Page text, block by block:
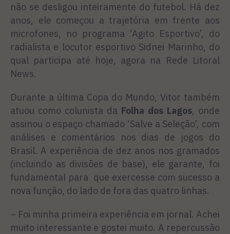
não se desligou inteiramente do futebol. Há dez
anos, ele começou a trajetória em frente aos
microfones, no programa ‘Agito Esportivo’, do
radialista e locutor esportivo Sidnei Marinho, do
qual participa até hoje, agora na Rede Litoral
News.
Durante a última Copa do Mundo, Vitor também
atuou como colunista da Folha dos Lagos , onde
assinou o espaço chamado ‘Salve a Seleção’, com
análises e comentários nos dias de jogos do
Brasil. A experiência de dez anos nos gramados
(incluindo as divisões de base), ele garante, foi
fundamental para que exercesse com sucesso a
nova função, do lado de fora das quatro linhas.
– Foi minha primeira experiência em jornal. Achei
muito interessante e gostei muito. A repercussão